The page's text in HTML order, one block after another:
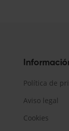
Política de
Aviso legal
Cookies